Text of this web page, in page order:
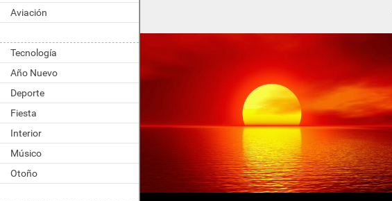
Aviación
Tecnología
Año Nuevo
Deporte
Fiesta
Interior
Músico
Otoño